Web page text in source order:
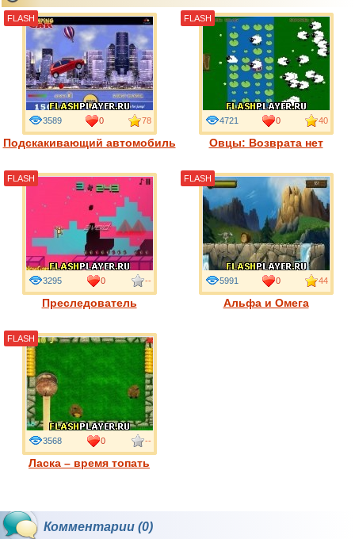
Подскакивающий автомобиль
3589 0 78
FLASH
Овцы: Возврата нет
4721 0 40
FLASH
Преследователь
3295 0 --
FLASH
Альфа и Омега
5991 0 44
FLASH
Ласка – время топать
3568 0 --
FLASH
Комментарии (0)